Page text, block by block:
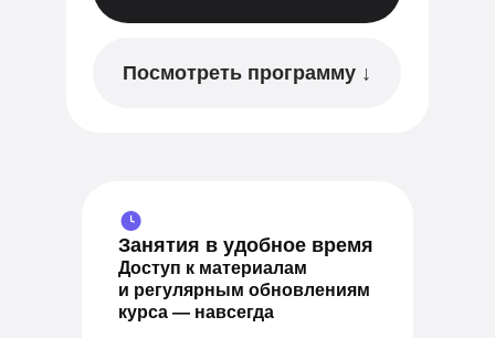
Посмотреть программу ↓
Занятия в удобное время
Доступ к материалам
и регулярным обновлениям
курса — навсегда